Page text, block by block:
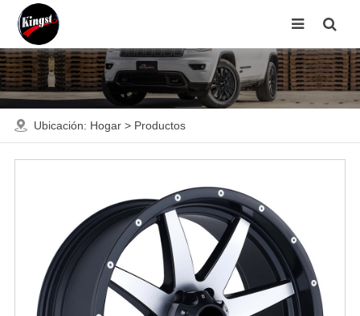
Ubicación: Hogar> Productos